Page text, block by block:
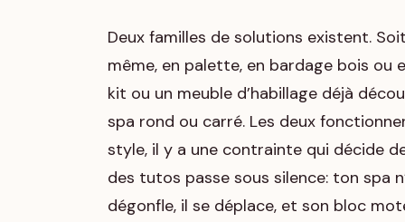
Deux familles de solutions existent.
même, en palette, en bardage bois ou
kit ou un meuble d’habillage déjà
spa rond ou carré. Les deux
style, il y a une contrainte qui décide
des tutos passe sous silence: ton spa
dégonfle, il se déplace, et son bloc